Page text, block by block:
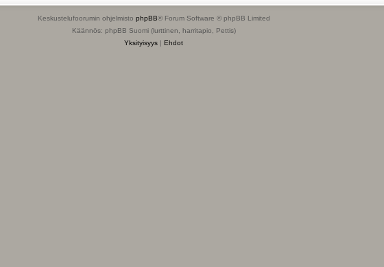
Keskustelufoorumin ohjelmisto phpBB® Forum Software © phpBB Limited
Käännös: phpBB Suomi (lurttinen, harritapio, Pettis)
Yksityisyys | Ehdot